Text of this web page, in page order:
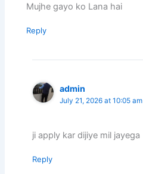
Mujhe gayo ko Lana hai
Reply
admin
July 21, 2026 at 10:05 am
ji apply kar dijiye mil jayega
Reply